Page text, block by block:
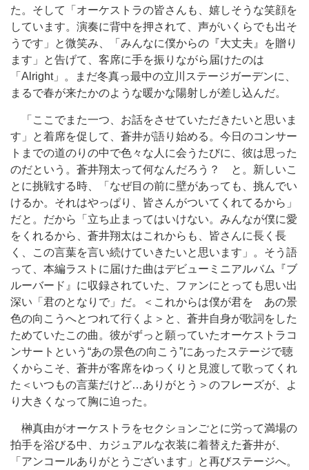
た。そして「オーケストラの皆さんも、嬉しそうな笑顔を
しています。演奏に背中を押されて、声がいくらでも出そ
うです」と微笑み、「みんなに僕からの『大丈夫』を贈り
ます」と告げて、客席に手を振りながら届けたのは
「Alright」。まだ冬真っ最中の立川ステージガーデンに、
まるで春が来たかのような暖かな陽射しが差し込んだ。
「ここでまた一つ、お話をさせていただきたいと思いま
す」と着席を促して、蒼井が語り始める。今日のコンサー
トまでの道のりの中で色々な人に会うたびに、彼は思った
のだという。蒼井翔太って何なんだろう？ と。新しいこ
とに挑戦する時、「なぜ目の前に壁があっても、挑んでい
けるか。それはやっぱり、皆さんがついてくれてるから」
だと。だから「立ち止まってはいけない。みんなが僕に愛
をくれるから、蒼井翔太はこれからも、皆さんに長く長
く、この言葉を言い続けていきたいと思います」。そう語
って、本編ラストに届けた曲はデビューミニアルバム『ブ
ルーバード』に収録されていた、ファンにとっても思い出
深い「君のとなりで」だ。＜これからは僕が君を あの景
色の向こうへとつれて行くよ＞と、蒼井自身が歌詞をした
ためていたこの曲。彼がずっと願っていたオーケストラコ
ンサートという“あの景色の向こう”にあったステージで聴
くからこそ、蒼井が客席をゆっくりと見渡して歌ってくれ
た＜いつもの言葉だけど…ありがとう＞のフレーズが、よ
り大きくなって胸に迫った。
榊真由がオーケストラをセクションごとに労って満場の
拍手を浴びる中、カジュアルな衣装に着替えた蒼井が、
「アンコールありがとうございます」と再びステージへ。